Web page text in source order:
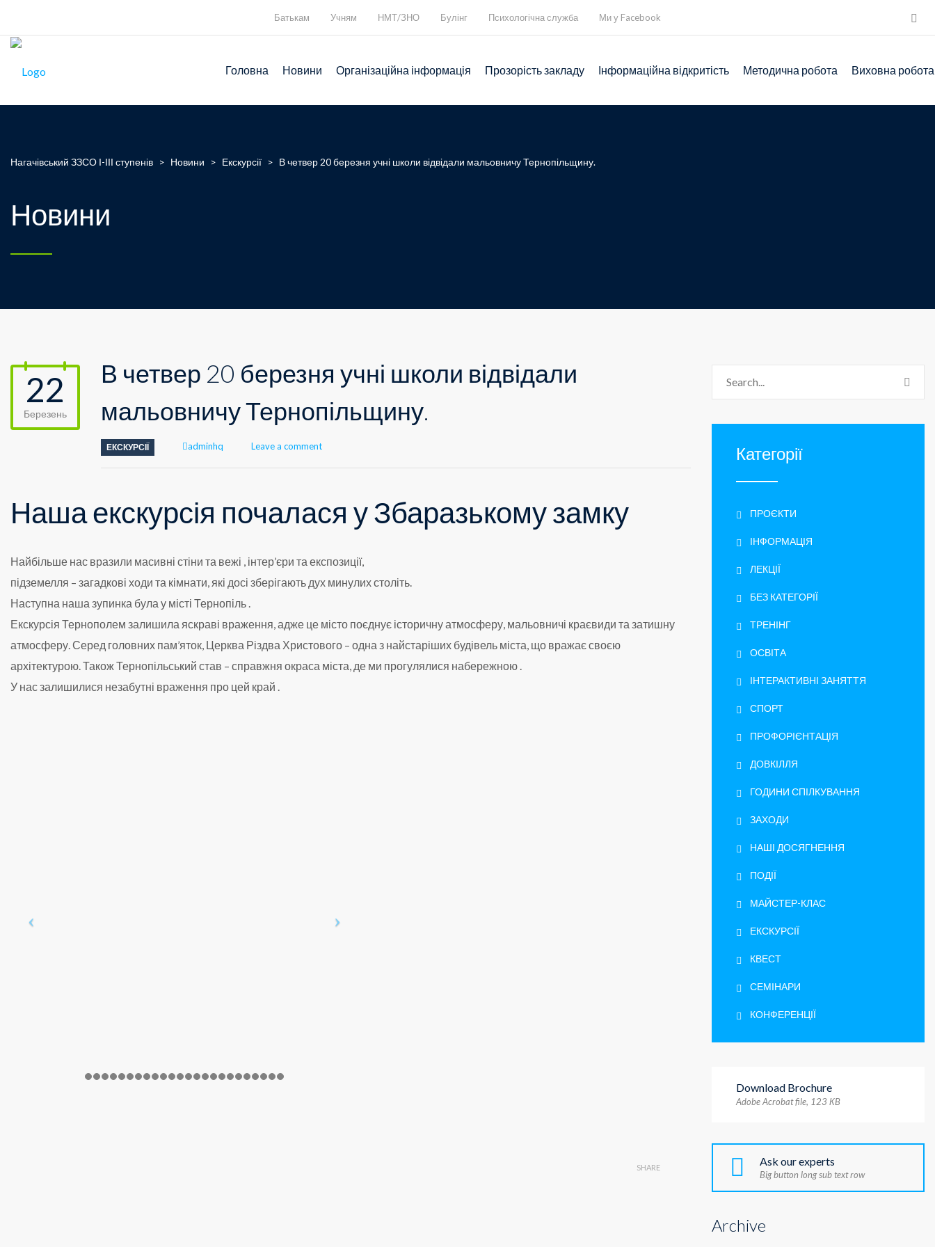
Батькам Учням НМТ/ЗНО Булінг Психологічна служба Ми у Facebook
Головна Новини Організаційна інформація Прозорість закладу Інформаційна відкритість Методична робота Виховна робота
Нагачівський ЗЗСО І-ІІІ ступенів > Новини > Екскурсії > В четвер 20 березня учні школи відвідали мальовничу Тернопільщину.
Новини
22
Березень
В четвер 20 березня учні школи відвідали
мальовничу Тернопільщину.
ЕКСКУРСІЇ Author
adminhq Leave a comment
Наша екскурсія почалася у Збаразькому замку
Найбільше нас вразили масивні стіни та вежі , інтер’єри та експозиції,
підземелля – загадкові ходи та кімнати, які досі зберігають дух минулих століть.
Наступна наша зупинка була у місті Тернопіль .
Екскурсія Тернополем залишила яскраві враження, адже це місто поєднує історичну атмосферу, мальовничі краєвиди та затишну
атмосферу. Серед головних пам’яток, Церква Різдва Христового – одна з найстаріших будівель міста, що вражає своєю
архітектурою. Також Тернопільський став – справжня окраса міста, де ми прогулялися набережною .
У нас залишилися незабутні враження про цей край .
SHARE
Категорії
ПРОЄКТИ
ІНФОРМАЦІЯ
ЛЕКЦІЇ
БЕЗ КАТЕГОРІЇ
ТРЕНІНГ
ОСВІТА
ІНТЕРАКТИВНІ ЗАНЯТТЯ
СПОРТ
ПРОФОРІЄНТАЦІЯ
ДОВКІЛЛЯ
ГОДИНИ СПІЛКУВАННЯ
ЗАХОДИ
НАШІ ДОСЯГНЕННЯ
ПОДІЇ
МАЙСТЕР-КЛАС
ЕКСКУРСІЇ
КВЕСТ
СЕМІНАРИ
КОНФЕРЕНЦІЇ
Download Brochure
Adobe Acrobat file, 123 КB
Ask our experts
Big button long sub text row
Archive